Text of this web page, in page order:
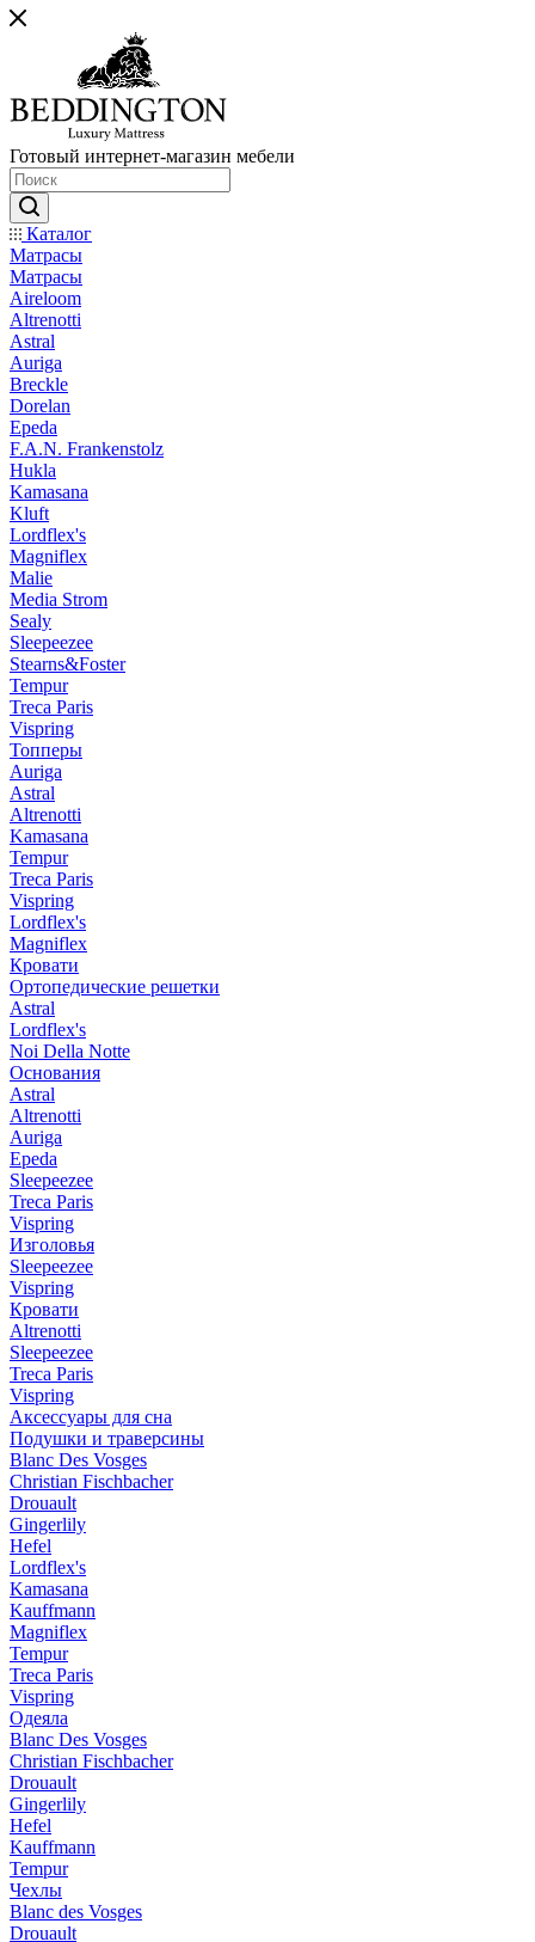
Готовый интернет-магазин мебели
Каталог
Матрасы
Матрасы
Aireloom
Altrenotti
Astral
Auriga
Breckle
Dorelan
Epeda
F.A.N. Frankenstolz
Hukla
Kamasana
Kluft
Lordflex's
Magniflex
Malie
Media Strom
Sealy
Sleepeezee
Stearns&Foster
Tempur
Treca Paris
Vispring
Топперы
Auriga
Astral
Altrenotti
Kamasana
Tempur
Treca Paris
Vispring
Lordflex's
Magniflex
Кровати
Ортопедические решетки
Astral
Lordflex's
Noi Della Notte
Основания
Astral
Altrenotti
Auriga
Epeda
Sleepeezee
Treca Paris
Vispring
Изголовья
Sleepeezee
Vispring
Кровати
Altrenotti
Sleepeezee
Treca Paris
Vispring
Аксессуары для сна
Подушки и траверсины
Blanc Des Vosges
Christian Fischbacher
Drouault
Gingerlily
Hefel
Lordflex's
Kamasana
Kauffmann
Magniflex
Tempur
Treca Paris
Vispring
Одеяла
Blanc Des Vosges
Christian Fischbacher
Drouault
Gingerlily
Hefel
Kauffmann
Tempur
Чехлы
Blanc des Vosges
Drouault